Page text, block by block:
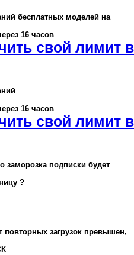
бесплатных моделей на
16 часов
свой лимит в
16 часов
свой лимит в
заморозка подписки будет
?
загрузок превышен,